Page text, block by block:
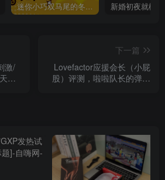
迷你小巧双马尾的冬爱琴音写真分享，虎牙妹妹YYDS!
激/
鹅
下一篇
Lovefactor应援会长（小屁
股）评测，啦啦队长的弹球